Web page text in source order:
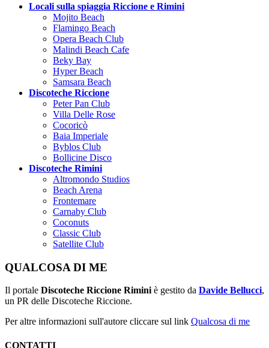
Locali sulla spiaggia Riccione e Rimini
Mojito Beach
Flamingo Beach
Opera Beach Club
Malindi Beach Cafe
Beky Bay
Hyper Beach
Samsara Beach
Discoteche Riccione
Peter Pan Club
Villa Delle Rose
Cocoricò
Baia Imperiale
Byblos Club
Bollicine Disco
Discoteche Rimini
Altromondo Studios
Beach Arena
Frontemare
Carnaby Club
Coconuts
Classic Club
Satellite Club
QUALCOSA DI ME
Il portale Discoteche Riccione Rimini è gestito da Davide Bellucci,
un PR delle Discoteche Riccione.
Per altre informazioni sull'autore cliccare sul link Qualcosa di me
CONTATTI